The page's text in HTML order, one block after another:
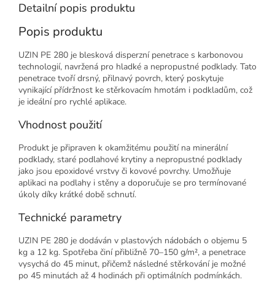
Detailní popis produktu
Popis produktu
UZIN PE 280 je blesková disperzní penetrace s karbonovou
technologií, navržená pro hladké a nepropustné podklady. Tato
penetrace tvoří drsný, přilnavý povrch, který poskytuje
vynikající přídržnost ke stěrkovacím hmotám i podkladům, což
je ideální pro rychlé aplikace.
Vhodnost použití
Produkt je připraven k okamžitému použití na minerální
podklady, staré podlahové krytiny a nepropustné podklady
jako jsou epoxidové vrstvy či kovové povrchy. Umožňuje
aplikaci na podlahy i stěny a doporučuje se pro termínované
úkoly díky krátké době schnutí.
Technické parametry
UZIN PE 280 je dodáván v plastových nádobách o objemu 5
kg a 12 kg. Spotřeba činí přibližně 70–150 g/m², a penetrace
vysychá do 45 minut, přičemž následné stěrkování je možné
po 45 minutách až 4 hodinách při optimálních podmínkách.